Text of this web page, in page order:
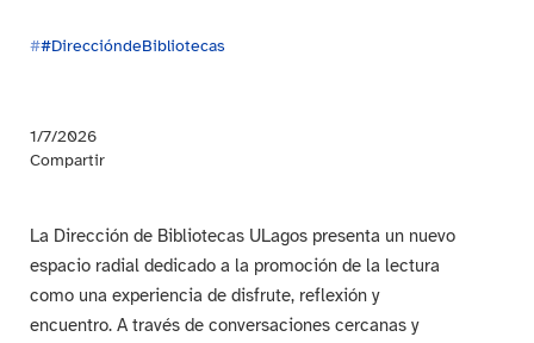
##DireccióndeBibliotecas
1/7/2026
Compartir
La Dirección de Bibliotecas ULagos presenta un nuevo
espacio radial dedicado a la promoción de la lectura
como una experiencia de disfrute, reflexión y
encuentro. A través de conversaciones cercanas y